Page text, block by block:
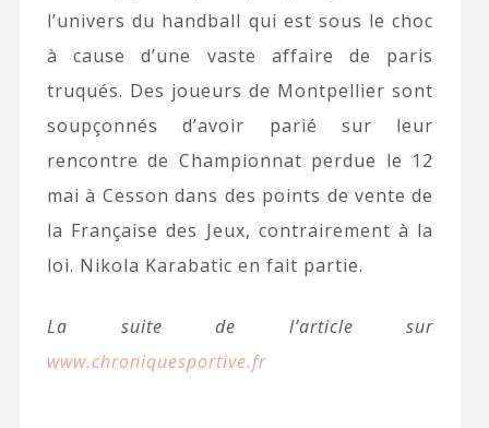
l’univers du handball qui est sous le choc
à cause d’une vaste affaire de paris
truqués. Des joueurs de Montpellier sont
soupçonnés d’avoir parié sur leur
rencontre de Championnat perdue le 12
mai à Cesson dans des points de vente de
la Française des Jeux, contrairement à la
loi. Nikola Karabatic en fait partie.
La suite de l’article sur
www.chroniquesportive.fr